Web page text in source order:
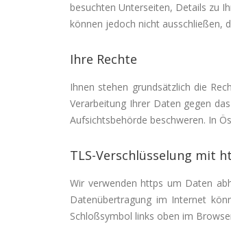
besuchten Unterseiten, Details zu
können jedoch nicht ausschließen,
Ihre Rechte
Ihnen stehen grundsätzlich die
Verarbeitung Ihrer Daten gegen
Aufsichtsbehörde beschweren. In
TLS-Verschlüsselung mit
Wir verwenden https um Daten
Datenübertragung im Internet
Schloßsymbol links oben im